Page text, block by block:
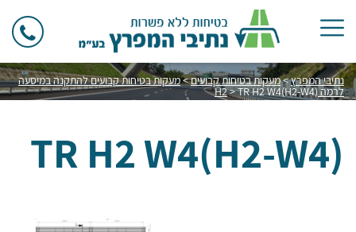
נתיבי המפרץ>מעקות בטיחות קבועים>מעקות בטיחות קבועים להתקנה במיסעה
לרמה H2 >TR H2 W4(H2-W4)
TR H2 W4(H2-W4)